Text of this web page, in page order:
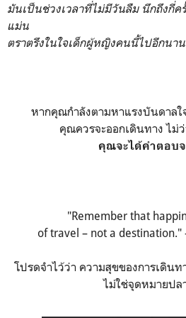
มันเป็นช่วงเวลาที่ไม่มีวันลืม นึกถึงกี่ค
แม่น
ตราตรึงในใจเด็กผู้หญิงคนนี้ไปอีกนา
หากคุณกำลังตามหาแรงบันดาลใ
คุณควรจะออกเดินทาง ไม่
คุณจะได้คำตอบ
"Remember that
of travel – not a destination."
โปรดจำไว้ว่า ความสุขของการเดิน
ไม่ใช่จุดหมายปล